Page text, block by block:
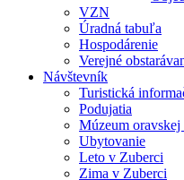
VZN
Úradná tabuľa
Hospodárenie
Verejné
Návštevník
Turistická
Podujatia
Múzeum oravskej
Ubytovanie
Leto v Zuberci
Zima v Zuberci